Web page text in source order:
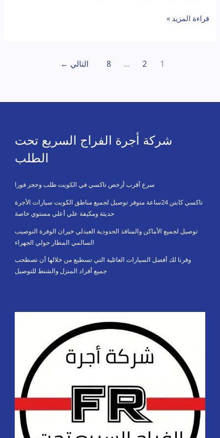
قراءة المزيد »
1
2
…
8 التالي ←
شركة أجرة الفراج السريع تحت
الطلب
سرع أقرب أرخص تاكسي في الكويت طلب وحجز فورا
تاكسي كابتن 24ساعة متوفر توصيل لجميع مناطق الكويت سيارات الأجرة
حديثة ومكيفة علي أعلي مستوي خاصة
توصيل لجميع الأماكن والمنافذ الحدودية العبدلي خيران الوفرة النوصيب
السالمي المطار حولي الجهراء
وفرنا لك أفضل السيارات العائلية التي تسطيع من خلالها أن تصطحب
جميع أفراد المنزل والشنط للتوصيل